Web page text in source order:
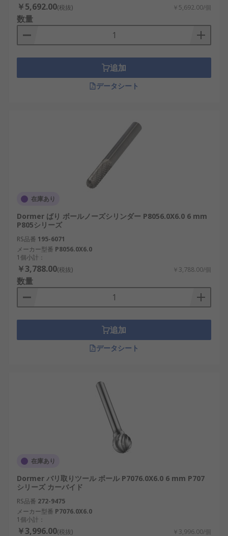
￥5,692.00(税抜) ￥5,692.00/個
数量
追加
データシート
在庫あり
Dormer ばり ボールノーズシリンダー P8056.0X6.0 6 mm
P805シリーズ
RS品番 195-6071
メーカー型番 P8056.0X6.0
1個小計：
￥3,788.00(税抜) ￥3,788.00/個
数量
追加
データシート
在庫あり
Dormer バリ取りツール ボール P7076.0X6.0 6 mm P707
シリーズ カーバイド
RS品番 272-9475
メーカー型番 P7076.0X6.0
1個小計：
￥3,996.00(税抜) ￥3,996.00/個